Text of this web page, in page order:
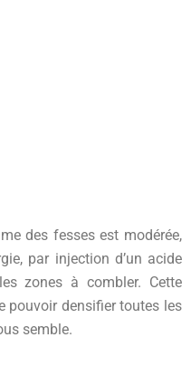
des fesses est modérée,
par injection d’un acide
zones à combler. Cette
pouvoir densifier toutes les
semble.